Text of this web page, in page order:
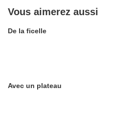
Vous aimerez aussi
De la ficelle
Avec un plateau